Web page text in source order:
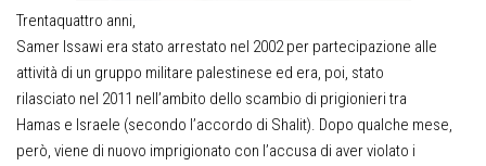
Trentaquattro anni,
Samer Issawi era stato arrestato nel 2002 per partecipazione alle
attività di un gruppo militare palestinese ed era, poi, stato
rilasciato nel 2011 nell’ambito dello scambio di prigionieri tra
Hamas e Israele (secondo l’accordo di Shalit). Dopo qualche mese,
però, viene di nuovo imprigionato con l’accusa di aver violato i